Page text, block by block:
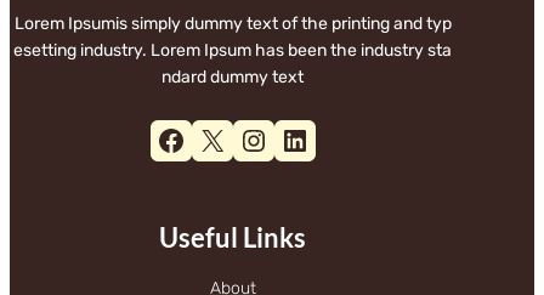
Lorem Ipsumis simply dummy text of the printing and typ
esetting industry. Lorem Ipsum has been the industry sta
ndard dummy text
Facebook X Instagram LinkedIn
Useful Links
About